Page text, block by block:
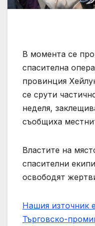
В момента се
спасителна
провинция
се срути
неделя,
съобщиха
Властите на
спасителни
освободят
Нашия източник
Търговско-